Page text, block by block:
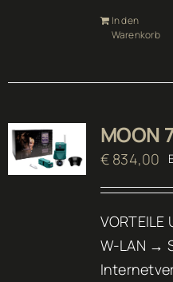
In den
Warenkorb
MOON
€834,00
VORTEILE
W-LAN →